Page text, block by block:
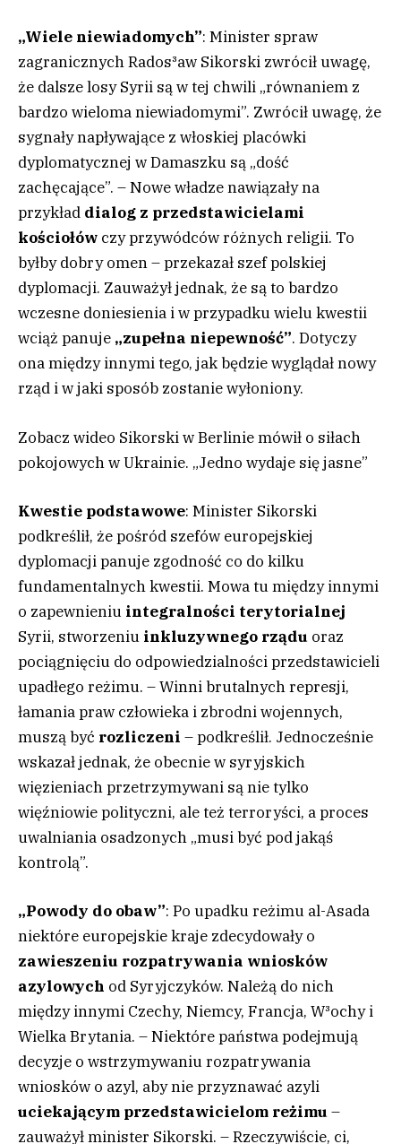
„Wiele niewiadomych”: Minister spraw
zagranicznych Rados³aw Sikorski zwrócił uwagę,
że dalsze losy Syrii są w tej chwili „równaniem z
bardzo wieloma niewiadomymi”. Zwrócił uwagę, że
sygnały napływające z włoskiej placówki
dyplomatycznej w Damaszku są „dość
zachęcające”. – Nowe władze nawiązały na
przykład dialog z przedstawicielami
kościołów czy przywódców różnych religii. To
byłby dobry omen – przekazał szef polskiej
dyplomacji. Zauważył jednak, że są to bardzo
wczesne doniesienia i w przypadku wielu kwestii
wciąż panuje „zupełna niepewność”. Dotyczy
ona między innymi tego, jak będzie wyglądał nowy
rząd i w jaki sposób zostanie wyłoniony.
Zobacz wideo Sikorski w Berlinie mówił o siłach
pokojowych w Ukrainie. „Jedno wydaje się jasne”
Kwestie podstawowe: Minister Sikorski
podkreślił, że pośród szefów europejskiej
dyplomacji panuje zgodność co do kilku
fundamentalnych kwestii. Mowa tu między innymi
o zapewnieniu integralności terytorialnej
Syrii, stworzeniu inkluzywnego rządu oraz
pociągnięciu do odpowiedzialności przedstawicieli
upadłego reżimu. – Winni brutalnych represji,
łamania praw człowieka i zbrodni wojennych,
muszą być rozliczeni – podkreślił. Jednocześnie
wskazał jednak, że obecnie w syryjskich
więzieniach przetrzymywani są nie tylko
więźniowie polityczni, ale też terroryści, a proces
uwalniania osadzonych „musi być pod jakąś
kontrolą”.
„Powody do obaw”: Po upadku reżimu al-Asada
niektóre europejskie kraje zdecydowały o
zawieszeniu rozpatrywania wniosków
azylowych od Syryjczyków. Należą do nich
między innymi Czechy, Niemcy, Francja, W³ochy i
Wielka Brytania. – Niektóre państwa podejmują
decyzje o wstrzymywaniu rozpatrywania
wniosków o azyl, aby nie przyznawać azyli
uciekającym przedstawicielom reżimu–
zauważył minister Sikorski. – Rzeczywiście, ci,